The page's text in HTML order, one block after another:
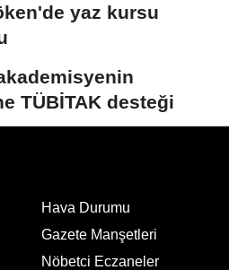
yaz kursu
TÜBİTAK desteği
Hava Durumu
Gazete Manşetleri
Nöbetci Eczaneler